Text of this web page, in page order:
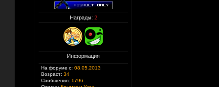
Награды: 2
Информация
На форуме с: 08.05.2013
Возраст: 34
Сообщения: 1796